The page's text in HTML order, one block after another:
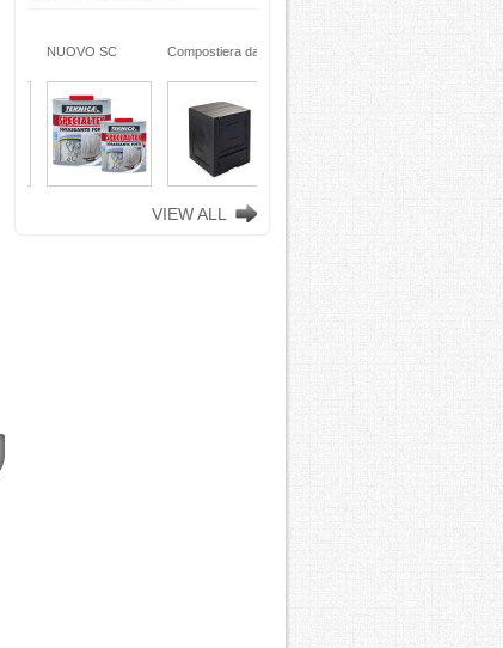
NUOVO SC
sverniciatore
universale - tre
pini (COPY) -
TEKNICA
Compostiera da
plastica riciclata
260 Lt. nero
VIEW ALL